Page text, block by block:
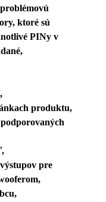
ktoré sú
PINy v
produktu,
pre